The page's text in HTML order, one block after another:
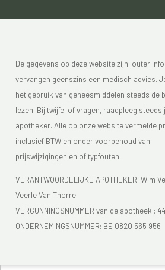
De gegevens op deze website zijn louter
vervangen geenszins een medisch advies.
het gebruik van geneesmiddelen steeds de
lezen. Bij twijfel of vragen, raadpleeg
apotheker. Alle op onze website vermelde
inclusief BTW en onder voorbehoud van
prijswijzigingen en of typfouten.
VERANTWOORDELIJKE APOTHEKER: Wim
Veerle Van Thorre
VERGUNNINGSNUMMER van de apotheek :
ONDERNEMINGSNUMMER: BE 0820 565 956